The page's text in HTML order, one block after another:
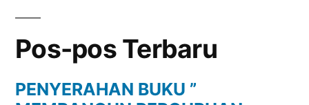
Pos-pos Terbaru
PENYERAHAN BUKU ”